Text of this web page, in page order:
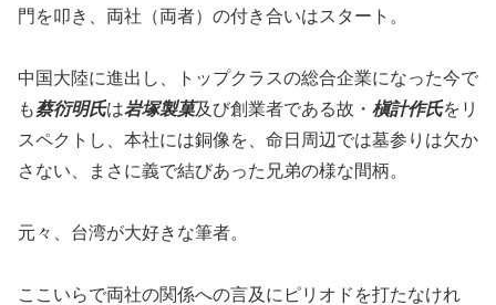
門を叩き、両社（両者）の付き合いはスタート。
中国大陸に進出し、トップクラスの総合企業になった今で
も蔡衍明氏は岩塚製菓及び創業者である故・ 槇計作氏をリ
スペクトし、本社には銅像を、命日周辺では墓参りは欠か
さない、まさに義で結びあった兄弟の様な間柄。
元々、台湾が大好きな筆者。
ここいらで両社の関係への言及にピリオドを打たなけれ